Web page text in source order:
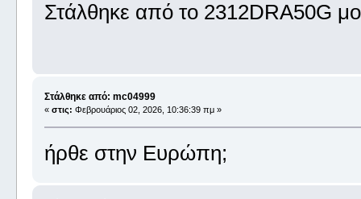
Στάλθηκε από το 2312DRA50G
Στάλθηκε από: mc04999
« στις: Φεβρουάριος 02, 2026, 10:36:39 πμ »
ήρθε στην Ευρώπη;